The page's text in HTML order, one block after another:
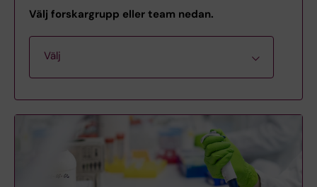
Välj forskargrupp eller team nedan.
Välj
Daniel Andersson - Medicinsk hjärt-
och skelettmuskelforskning
Barbara Canlon - Experimentell